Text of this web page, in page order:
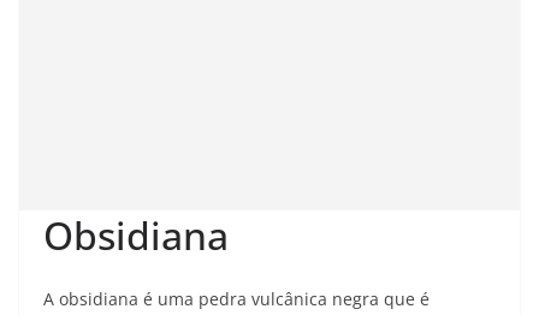
Obsidiana
A obsidiana é uma pedra vulcânica negra que é